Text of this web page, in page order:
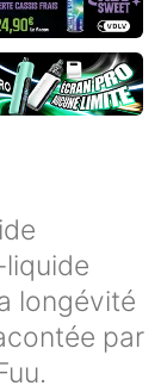
longévité
par